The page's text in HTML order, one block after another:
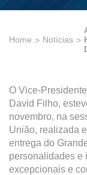
Home Notícias
O Vice-
David Filho,
novembro, na
União, realizada
entrega do
personalidades e
excepcionais e